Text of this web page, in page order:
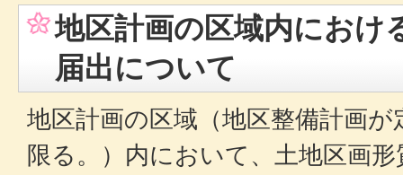
地区計画の区域内におけ
届出について
地区計画の区域（地区整備計画
限る。）内において、土地区画